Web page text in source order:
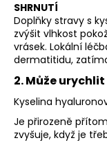
SHRNUTÍ
Doplňky stravy s
zvýšit vlhkost
vrásek. Lokální
dermatitidu,
2. Může
Kyselina
Je přirozeně
zvyšuje, když je